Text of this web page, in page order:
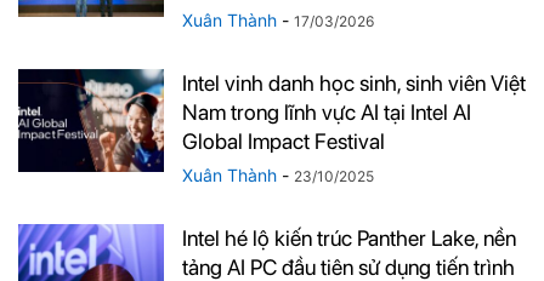
Xuân Thành - 17/03/2026
Intel vinh danh học sinh, sinh viên Việt
Nam trong lĩnh vực AI tại Intel AI
Global Impact Festival
Xuân Thành - 23/10/2025
Intel hé lộ kiến trúc Panther Lake, nền
tảng AI PC đầu tiên sử dụng tiến trình